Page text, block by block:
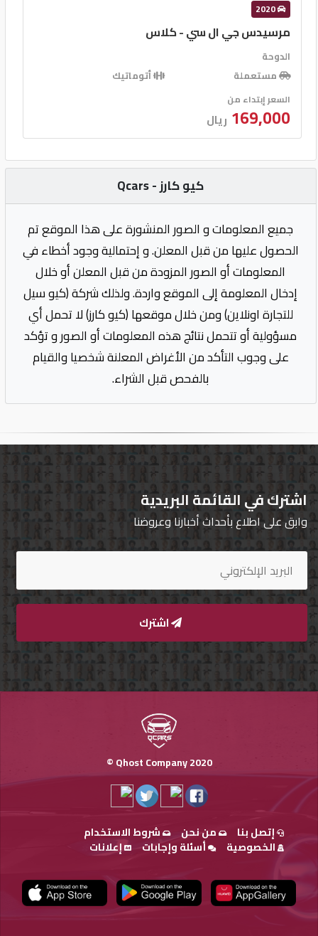
2020
مرسيدس جي ال سي - كلاس
الدوحة
مستعملة
أتوماتيك
السعر إبتداء من
169,000 ريال
كيو كارز - Qcars
جميع المعلومات و الصور المنشورة على هذا الموقع تم
الحصول عليها من قبل المعلن. و إحتمالية وجود أخطاء في
المعلومات أو الصور المزودة من قبل المعلن أو خلال
إدخال المعلومة إلى الموقع واردة. ولذلك شركة (كيو سيل
للتجارة اونلاين) ومن خلال موقعها (كيو كارز) لا تحمل أي
مسؤولية أو تتحمل نتائج هذه المعلومات أو الصور و تؤكد
على وجوب التأكد من الأغراض المعلنة شخصيا والقيام
بالفحص قبل الشراء.
اشترك في القائمة البريدية
وابق على اطلاع بأحداث أخبارنا وعروضنا
اشترك
Qhost Company 2020 ©
إتصل بنا من نحن
شروط الاستخدام
الخصوصية
أسئلة وإجابات إعلانات